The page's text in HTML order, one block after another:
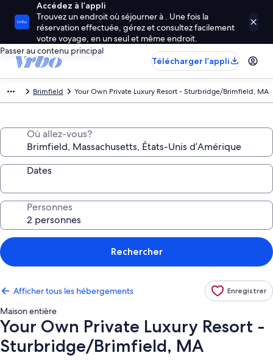
Accédez à l’appli
Trouvez un endroit où séjourner à . Une fois la
réservation effectuée, gérez et consultez facilement
votre voyage, en un seul et même endroit.
Passer au contenu principal
Télécharger l’appli
Brimfield Your Own Private Luxury Resort - Sturbridge/Brimfield, MA
Où allez-vous?
Dates
Personnes
Rechercher
Afficher tous les hébergements Enregistrer
Maison entière
Your Own Private Luxury Resort -
Sturbridge/Brimfield, MA